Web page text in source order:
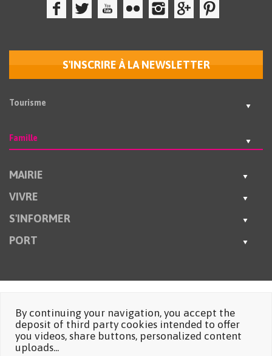
S'INSCRIRE À LA NEWSLETTER
Tourisme
Famille
MAIRIE
VIVRE
S'INFORMER
PORT
By continuing your navigation, you accept the
deposit of third party cookies intended to offer
you videos, share buttons, personalized content
uploads...